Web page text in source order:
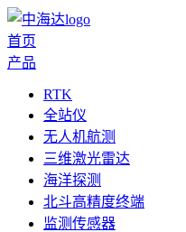
首页
产品
RTK
全站仪
无人机航测
三维激光雷达
海洋探测
北斗高精度终端
监测传感器